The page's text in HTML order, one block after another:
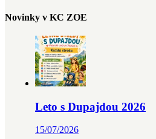
Novinky v KC ZOE
Leto s Dupajdou 2026
15/07/2026